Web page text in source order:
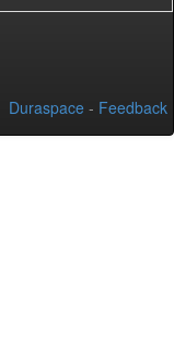
Duraspace - Feedback